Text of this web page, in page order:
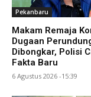
Pekanbaru
Makam Remaja
Dugaan
Dibongkar, Polisi
Fakta Baru
6 Agustus 2026 -15:39